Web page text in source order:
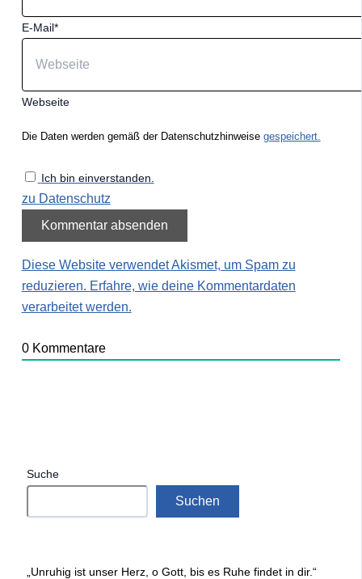
E-Mail*
Webseite
Die Daten werden gemäß der Datenschutzhinweise gespeichert.
Ich bin einverstanden.
zu Datenschutz
Diese Website verwendet Akismet, um Spam zu
reduzieren. Erfahre, wie deine Kommentardaten
verarbeitet werden.
0Kommentare
Suche
Suchen
„Unruhig ist unser Herz, o Gott, bis es Ruhe findet in dir.“